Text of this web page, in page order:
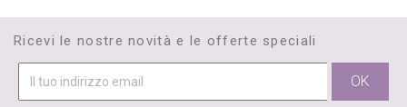
Ricevi le nostre novità e le offerte speciali